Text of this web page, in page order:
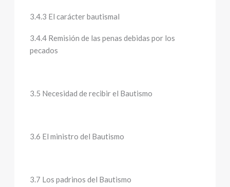
3.4.3 El carácter bautismal
3.4.4 Remisión de las penas debidas por los
pecados
3.5 Necesidad de recibir el Bautismo
3.6 El ministro del Bautismo
3.7 Los padrinos del Bautismo